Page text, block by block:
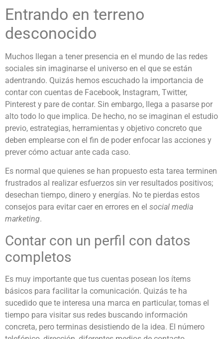
Entrando en terreno
desconocido
Muchos llegan a tener presencia en el mundo de las redes
sociales sin imaginarse el universo en el que se están
adentrando. Quizás hemos escuchado la importancia de
contar con cuentas de Facebook, Instagram, Twitter,
Pinterest y pare de contar. Sin embargo, llega a pasarse por
alto todo lo que implica. De hecho, no se imaginan el estudio
previo, estrategias, herramientas y objetivo concreto que
deben emplearse con el fin de poder enfocar las acciones y
prever cómo actuar ante cada caso.
Es normal que quienes se han propuesto esta tarea terminen
frustrados al realizar esfuerzos sin ver resultados positivos;
desechan tiempo, dinero y energías. No te pierdas estos
consejos para evitar caer en errores en el social media
marketing.
Contar con un perfil con datos
completos
Es muy importante que tus cuentas posean los ítems
básicos para facilitar la comunicación. Quizás te ha
sucedido que te interesa una marca en particular, tomas el
tiempo para visitar sus redes buscando información
concreta, pero terminas desistiendo de la idea. El número